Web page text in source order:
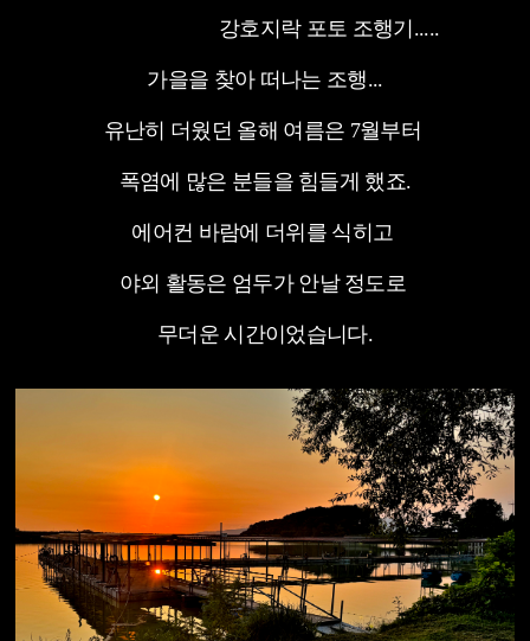
강호지락 포토 조행기.....
가을을 찾아 떠나는 조행...
유난히 더웠던 올해 여름은 7월부터
폭염에 많은 분들을 힘들게 했죠.
에어컨 바람에 더위를 식히고
야외 활동은 엄두가 안날 정도로
무더운 시간이었습니다.